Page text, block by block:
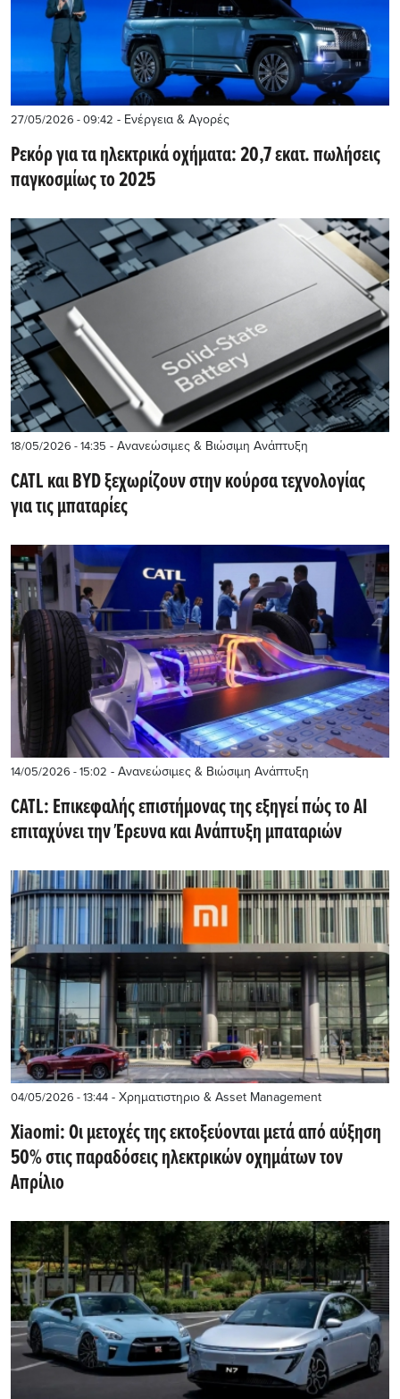
27/05/2026 - 09:42 - Ενέργεια & Αγορές
Ρεκόρ για τα ηλεκτρικά οχήματα: 20,7 εκατ. πωλήσεις
παγκοσμίως το 2025
18/05/2026 - 14:35 - Ανανεώσιμες & Βιώσιμη Ανάπτυξη
CATL και BYD ξεχωρίζουν στην κούρσα τεχνολογίας
για τις μπαταρίες
14/05/2026 - 15:02 - Ανανεώσιμες & Βιώσιμη Ανάπτυξη
CATL: Επικεφαλής επιστήμονας της εξηγεί πώς το AI
επιταχύνει την Έρευνα και Ανάπτυξη μπαταριών
04/05/2026 - 13:44 - Χρηματιστηριο & Asset Management
Xiaomi: Οι μετοχές της εκτοξεύονται μετά από αύξηση
50% στις παραδόσεις ηλεκτρικών οχημάτων τον
Απρίλιο